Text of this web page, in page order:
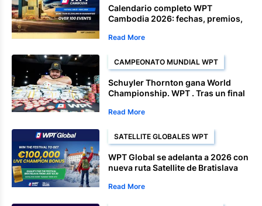
Calendario completo WPT
Cambodia 2026: fechas, premios,
Read More
CAMPEONATO MUNDIAL WPT
Schuyler Thornton gana World
Championship. WPT . Tras un final
Read More
SATELLITE GLOBALES WPT
WPT Global se adelanta a 2026 con
nueva ruta Satellite de Bratislava
Read More